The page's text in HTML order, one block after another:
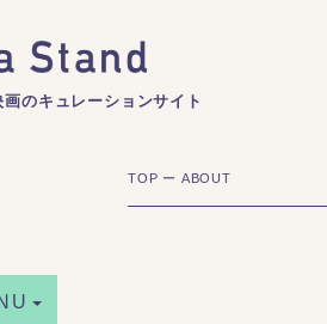
のキュレーションサイト
TOP ー ABOUT